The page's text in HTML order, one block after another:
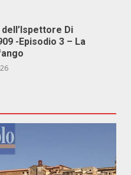
dell’Ispettore Di
-Episodio 3 – La